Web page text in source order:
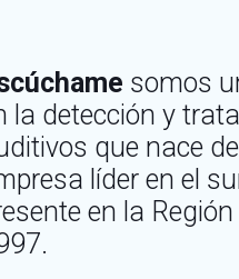
somos
la detección y
que nace
líder en el
en la